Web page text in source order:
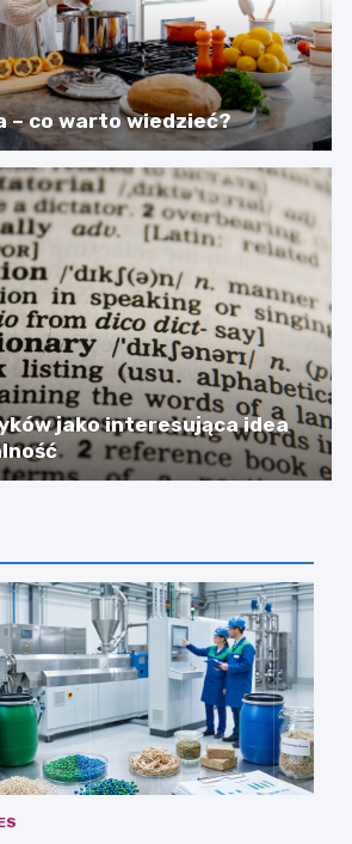
– co warto wiedzieć?
jako interesująca idea